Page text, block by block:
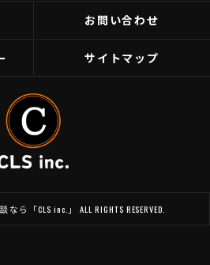
お問い合わせ
サイトマップ
「CLS inc.」 ALL RIGHTS RESERVED.